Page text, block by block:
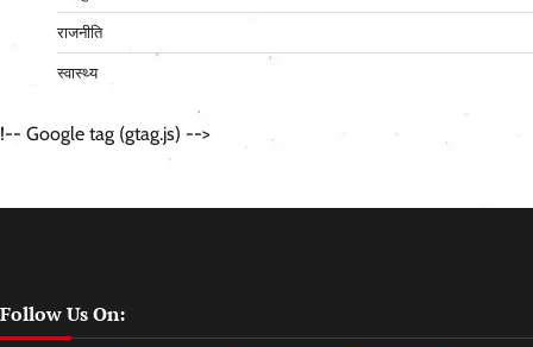
राजनीति
स्वास्थ्य
!-- Google tag (gtag.js) -->
Follow Us On: